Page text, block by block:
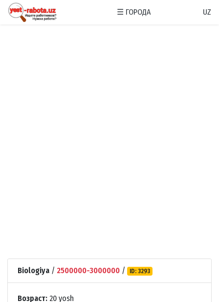
☰ ГОРОДА UZ
Biologiya / 2500000-3000000 / ID: 3293
Возраст: 20 yosh